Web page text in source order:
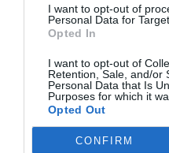
I want to opt-out of
Personal Data for
Opted In
I want to opt-out of
Retention, Sale, and/or
Personal Data that Is
Purposes for which it
Opted Out
CONFIRM